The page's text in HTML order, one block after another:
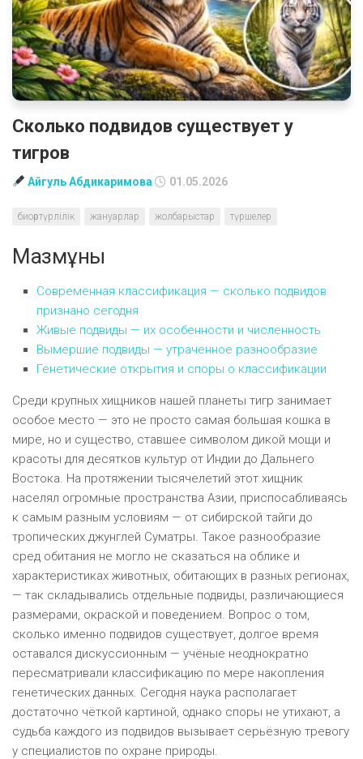
Сколько подвидов существует у
тигров
Айгуль Абдикаримова 01.05.2026
биоәртүрлілік жануарлар жолбарыстар түршелер
Мазмұны
Современная классификация — сколько подвидов
признано сегодня
Живые подвиды — их особенности и численность
Вымершие подвиды — утраченное разнообразие
Генетические открытия и споры о классификации
Среди крупных хищников нашей планеты тигр занимает
особое место — это не просто самая большая кошка в
мире, но и существо, ставшее символом дикой мощи и
красоты для десятков культур от Индии до Дальнего
Востока. На протяжении тысячелетий этот хищник
населял огромные пространства Азии, приспосабливаясь
к самым разным условиям — от сибирской тайги до
тропических джунглей Суматры. Такое разнообразие
сред обитания не могло не сказаться на облике и
характеристиках животных, обитающих в разных регионах,
— так складывались отдельные подвиды, различающиеся
размерами, окраской и поведением. Вопрос о том,
сколько именно подвидов существует, долгое время
оставался дискуссионным — учёные неоднократно
пересматривали классификацию по мере накопления
генетических данных. Сегодня наука располагает
достаточно чёткой картиной, однако споры не утихают, а
судьба каждого из подвидов вызывает серьёзную тревогу
у специалистов по охране природы.